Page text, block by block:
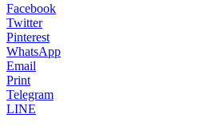
Facebook
Twitter
Pinterest
WhatsApp
Email
Print
Telegram
LINE